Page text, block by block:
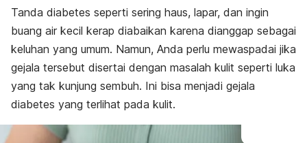
Tanda diabetes seperti sering haus, lapar, dan ingin
buang air kecil kerap diabaikan karena dianggap sebagai
keluhan yang umum. Namun, Anda perlu mewaspadai jika
gejala tersebut disertai dengan masalah kulit seperti luka
yang tak kunjung sembuh. Ini bisa menjadi gejala
diabetes yang terlihat pada kulit.